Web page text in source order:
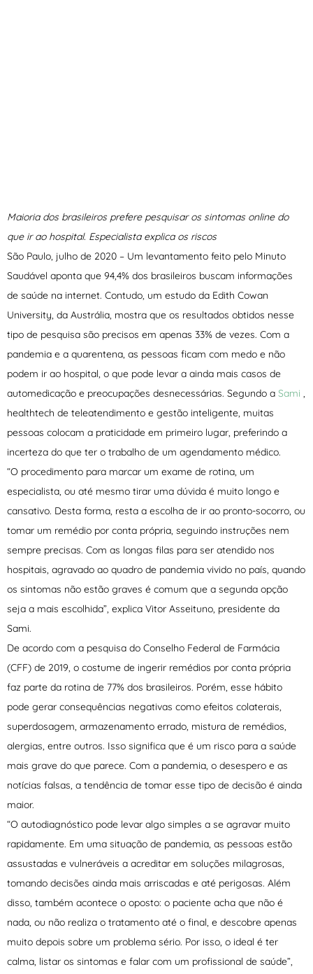
Maioria dos brasileiros prefere pesquisar os sintomas online do
que ir ao hospital. Especialista explica os riscos
São Paulo, julho de 2020 – Um levantamento feito pelo Minuto
Saudável aponta que 94,4% dos brasileiros buscam informações
de saúde na internet. Contudo, um estudo da Edith Cowan
University, da Austrália, mostra que os resultados obtidos nesse
tipo de pesquisa são precisos em apenas 33% de vezes. Com a
pandemia e a quarentena, as pessoas ficam com medo e não
podem ir ao hospital, o que pode levar a ainda mais casos de
automedicação e preocupações desnecessárias. Segundo a Sami ,
healthtech de teleatendimento e gestão inteligente, muitas
pessoas colocam a praticidade em primeiro lugar, preferindo a
incerteza do que ter o trabalho de um agendamento médico.
“O procedimento para marcar um exame de rotina, um
especialista, ou até mesmo tirar uma dúvida é muito longo e
cansativo. Desta forma, resta a escolha de ir ao pronto-socorro, ou
tomar um remédio por conta própria, seguindo instruções nem
sempre precisas. Com as longas filas para ser atendido nos
hospitais, agravado ao quadro de pandemia vivido no país, quando
os sintomas não estão graves é comum que a segunda opção
seja a mais escolhida”, explica Vitor Asseituno, presidente da
Sami.
De acordo com a pesquisa do Conselho Federal de Farmácia
(CFF) de 2019, o costume de ingerir remédios por conta própria
faz parte da rotina de 77% dos brasileiros. Porém, esse hábito
pode gerar consequências negativas como efeitos colaterais,
superdosagem, armazenamento errado, mistura de remédios,
alergias, entre outros. Isso significa que é um risco para a saúde
mais grave do que parece. Com a pandemia, o desespero e as
notícias falsas, a tendência de tomar esse tipo de decisão é ainda
maior.
“O autodiagnóstico pode levar algo simples a se agravar muito
rapidamente. Em uma situação de pandemia, as pessoas estão
assustadas e vulneráveis a acreditar em soluções milagrosas,
tomando decisões ainda mais arriscadas e até perigosas. Além
disso, também acontece o oposto: o paciente acha que não é
nada, ou não realiza o tratamento até o final, e descobre apenas
muito depois sobre um problema sério. Por isso, o ideal é ter
calma, listar os sintomas e falar com um profissional de saúde”,